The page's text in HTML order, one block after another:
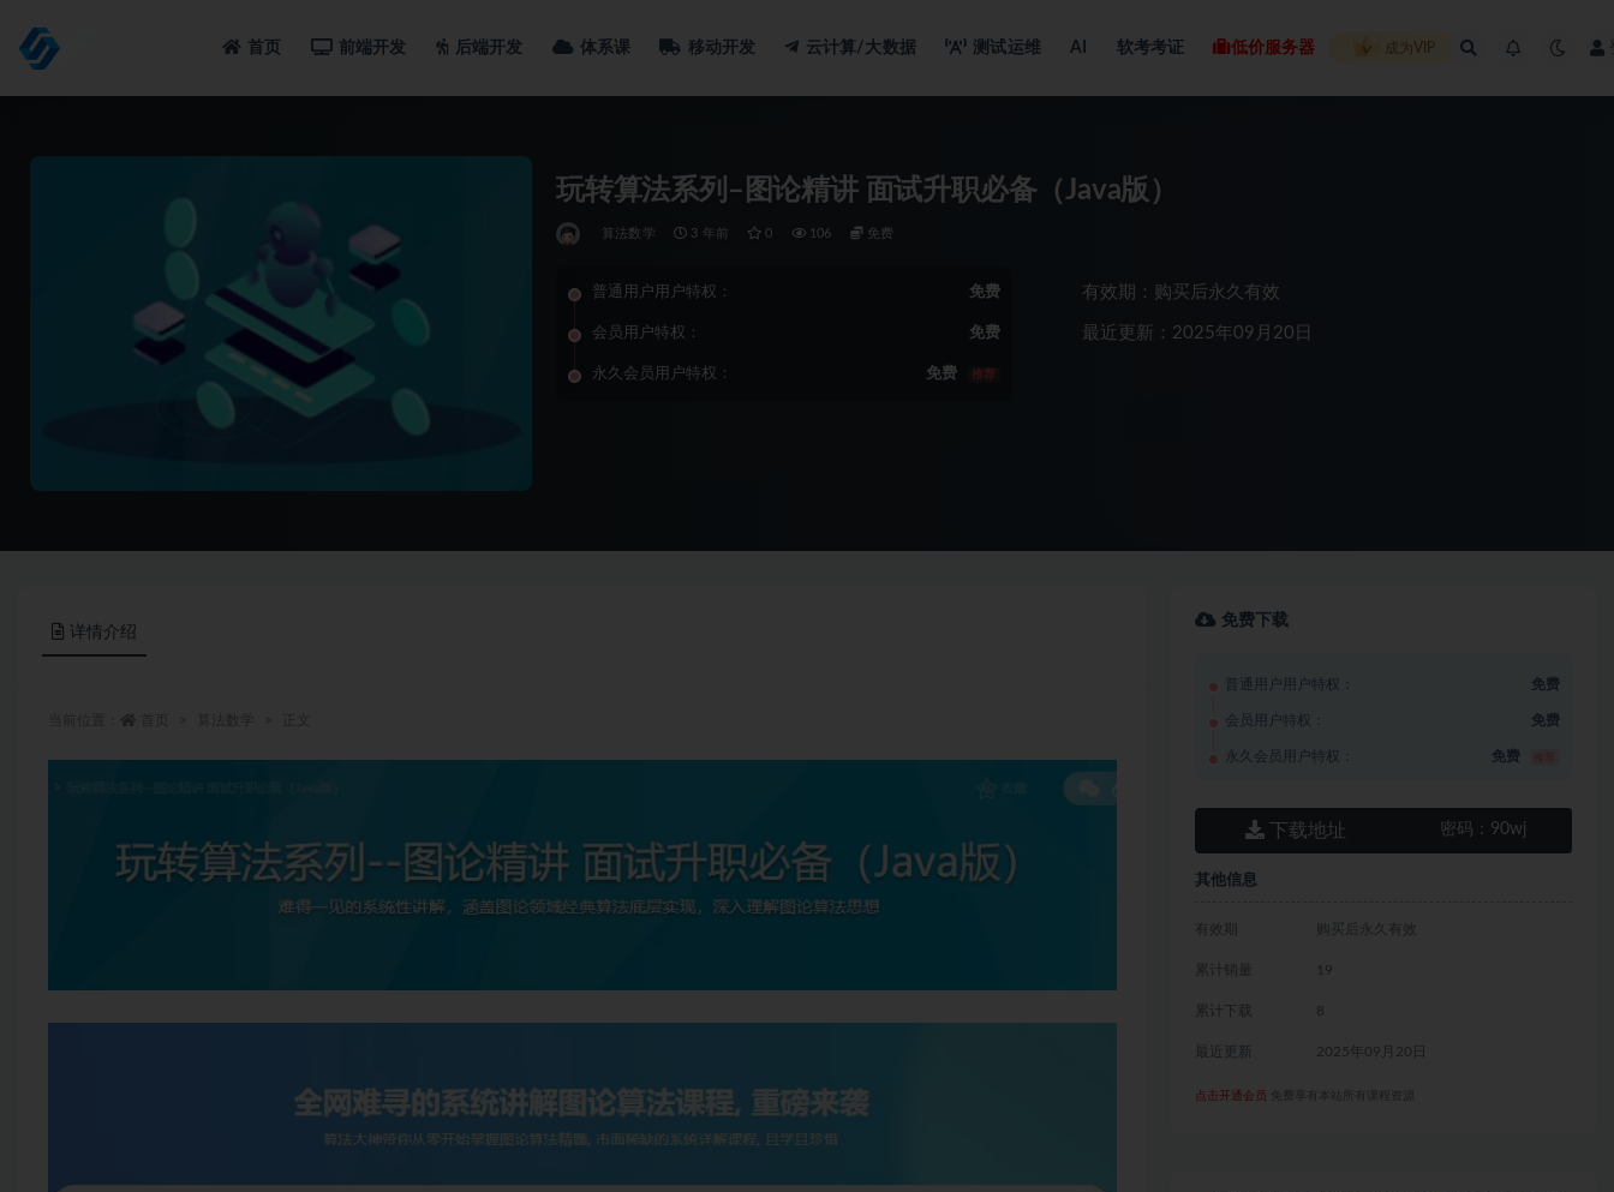
首页 前端开发 后端开发 体系课 移动开发 云计算/大数据 测试运维 AI 软考考证 低价服务器 成为VIP
玩转算法系列–图论精讲 面试升职必备（Java版）
算法数学 3 年前 0 106 免费
普通用户用户特权： 免费
会员用户特权： 免费
永久会员用户特权： 免费 推荐
有效期：购买后永久有效
最近更新：2025年09月20日
详情介绍
免费下载
普通用户用户特权： 免费
会员用户特权： 免费
永久会员用户特权： 免费
下载地址 密码： 90wj
其他信息
有效期 购买后永久有效
累计销量 19
累计下载 8
最近更新 2025年09月20日
点击开通会员 免费享有本站所有课程资源